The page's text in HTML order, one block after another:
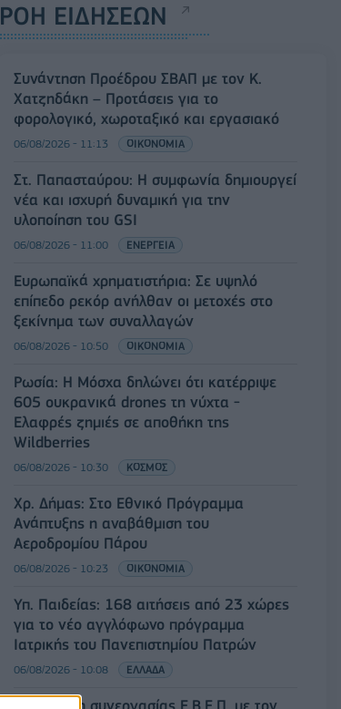
ΡΟΗ ΕΙΔΗΣΕΩΝ
Συνάντηση Προέδρου ΣΒΑΠ με τον Κ.
Χατζηδάκη – Προτάσεις για το
φορολογικό, χωροταξικό και εργασιακό
06/08/2026 - 11:13 ΟΙΚΟΝΟΜΙΑ
Στ. Παπασταύρου: Η συμφωνία δημιουργεί
νέα και ισχυρή δυναμική για την
υλοποίηση του GSI
06/08/2026 - 11:00 ΕΝΕΡΓΕΙΑ
Ευρωπαϊκά χρηματιστήρια: Σε υψηλό
επίπεδο ρεκόρ ανήλθαν οι μετοχές στο
ξεκίνημα των συναλλαγών
06/08/2026 - 10:50 ΟΙΚΟΝΟΜΙΑ
Ρωσία: Η Μόσχα δηλώνει ότι κατέρριψε
605 ουκρανικά drones τη νύχτα -
Ελαφρές ζημιές σε αποθήκη της
Wildberries
06/08/2026 - 10:30 ΚΟΣΜΟΣ
Χρ. Δήμας: Στο Εθνικό Πρόγραμμα
Ανάπτυξης η αναβάθμιση του
Αεροδρομίου Πάρου
06/08/2026 - 10:23 ΟΙΚΟΝΟΜΙΑ
Υπ. Παιδείας: 168 αιτήσεις από 23 χώρες
για το νέο αγγλόφωνο πρόγραμμα
Ιατρικής του Πανεπιστημίου Πατρών
06/08/2026 - 10:08 ΕΛΛΑΔΑ